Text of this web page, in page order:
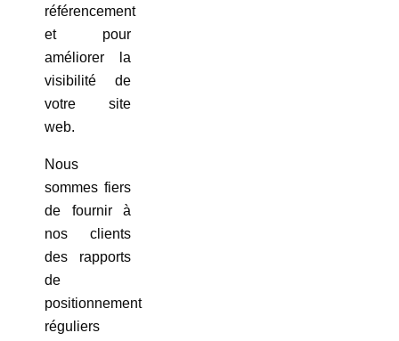
référencement
et pour
améliorer la
visibilité de
votre site
web.
Nous
sommes fiers
de fournir à
nos clients
des rapports
de
positionnement
réguliers